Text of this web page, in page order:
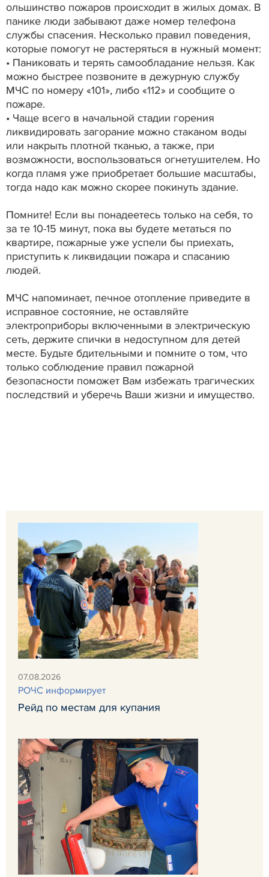
ольшинство пожаров происходит в жилых домах. В
панике люди забывают даже номер телефона
службы спасения. Несколько правил поведения,
которые помогут не растеряться в нужный момент:
• Паниковать и терять самообладание нельзя. Как
можно быстрее позвоните в дежурную службу
МЧС по номеру «101», либо «112» и сообщите о
пожаре.
• Чаще всего в начальной стадии горения
ликвидировать загорание можно стаканом воды
или накрыть плотной тканью, а также, при
возможности, воспользоваться огнетушителем. Но
когда пламя уже приобретает большие масштабы,
тогда надо как можно скорее покинуть здание.
Помните! Если вы понадеетесь только на себя, то
за те 10-15 минут, пока вы будете метаться по
квартире, пожарные уже успели бы приехать,
приступить к ликвидации пожара и спасанию
людей.
МЧС напоминает, печное отопление приведите в
исправное состояние, не оставляйте
электроприборы включенными в электрическую
сеть, держите спички в недоступном для детей
месте. Будьте бдительными и помните о том, что
только соблюдение правил пожарной
безопасности поможет Вам избежать трагических
последствий и уберечь Ваши жизни и имущество.
07.08.2026
РОЧС информирует
Рейд по местам для купания